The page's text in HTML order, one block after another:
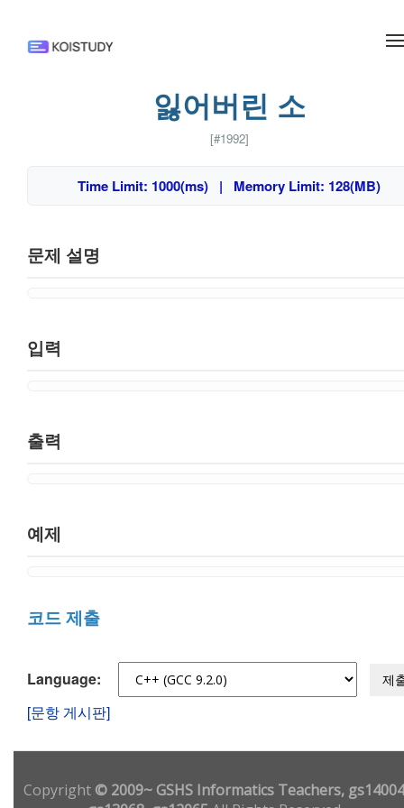
잃어버린 소
[#1992]
Time Limit: 1000(ms) | Memory Limit: 128(MB)
문제 설명
입력
출력
예제
코드 제출
Language: 제
[문항 게시판]
Copyright© 2009~ GSHS Informatics Teachers,